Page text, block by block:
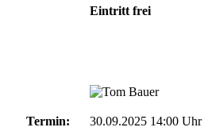
Eintritt frei
Termin:
30.09.2025 14:00 Uhr